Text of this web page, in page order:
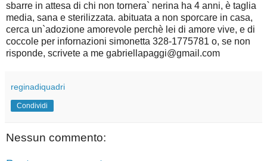
sbarre in attesa di chi non tornera` nerina ha 4 anni, è taglia
media, sana e sterilizzata. abituata a non sporcare in casa,
cerca un`adozione amorevole perchè lei di amore vive, e di
coccole per infornazioni simonetta 328-1775781 o, se non
risponde, scrivete a me gabriellapaggi@gmail.com
reginadiquadri
Condividi
Nessun commento: